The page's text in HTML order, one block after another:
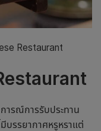
Restaurant
การณ์การรับประทาน
บรรยากาศหรูหราแต่